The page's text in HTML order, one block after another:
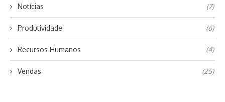
Notícias (7)
Produtividade (6)
Recursos Humanos (4)
Vendas (25)